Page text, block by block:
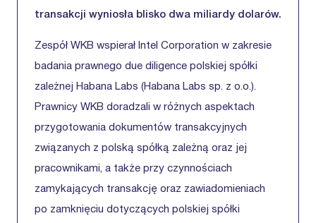
transakcji wyniosła blisko dwa miliardy dolarów.
Zespół WKB wspierał Intel Corporation w zakresie
badania prawnego due diligence polskiej spółki
zależnej Habana Labs (Habana Labs sp. z o.o.).
Prawnicy WKB doradzali w różnych aspektach
przygotowania dokumentów transakcyjnych
związanych z polską spółką zależną oraz jej
pracownikami, a także przy czynnościach
zamykających transakcję oraz zawiadomieniach
po zamknięciu dotyczących polskiej spółki